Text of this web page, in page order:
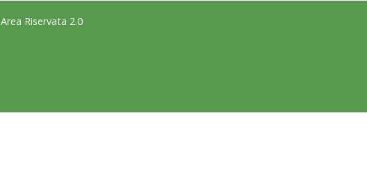
Area Riservata 2.0